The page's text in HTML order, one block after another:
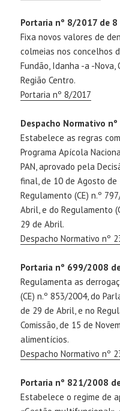
Portaria nº 8/2017 de 8
Fixa novos valores de
colmeias nos concelhos
Fundão, Idanha -a -
Região Centro.
Portaria nº 8/2017
Despacho Normativo
Estabelece as regras
Programa Apícola
PAN, aprovado pela
final, de 10 de Agosto de
Regulamento (CE) n.º
Abril, e do Regulamento
29 de Abril.
Despacho Normativo nº
Portaria nº 699/2008
Regulamenta as
(CE) n.º 853/2004, do
de 29 de Abril, e no
Comissão, de 15 de
alimentícios.
Despacho Normativo nº
Portaria nº 821/2008
Estabelece o regime de